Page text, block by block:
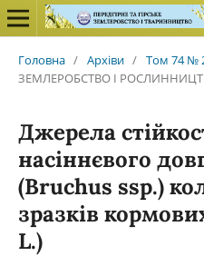
Головна / Архіви / Том 74 №
ЗЕМЛЕРОБСТВО І
Джерела
насіннєвого
(Bruchus ssp.)
зразків
L.)